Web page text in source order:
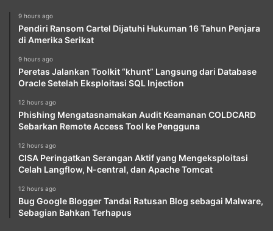
9 hours ago
Pendiri Ransom Cartel Dijatuhi Hukuman 16 Tahun Penjara
di Amerika Serikat
9 hours ago
Peretas Jalankan Toolkit “khunt” Langsung dari Database
Oracle Setelah Eksploitasi SQL Injection
12 hours ago
Phishing Mengatasnamakan Audit Keamanan COLDCARD
Sebarkan Remote Access Tool ke Pengguna
12 hours ago
CISA Peringatkan Serangan Aktif yang Mengeksploitasi
Celah Langflow, N-central, dan Apache Tomcat
12 hours ago
Bug Google Blogger Tandai Ratusan Blog sebagai Malware,
Sebagian Bahkan Terhapus